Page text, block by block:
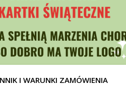
I WARUNKI ZAMÓWIENIA